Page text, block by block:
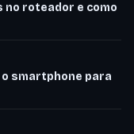
no roteador e como
smartphone para